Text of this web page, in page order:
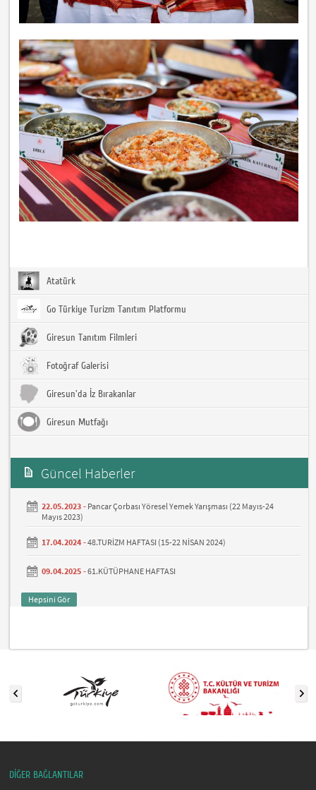
Atatürk
Go Türkiye Turizm Tanıtım Platformu
Giresun Tanıtım Filmleri
Fotoğraf Galerisi
Giresun'da İz Bırakanlar
Giresun Mutfağı
Güncel Haberler
22.05.2023 - Pancar Çorbası Yöresel Yemek Yarışması (22 Mayıs-24
Mayıs 2023)
17.04.2024 -48.TURİZM HAFTASI (15-22 NİSAN 2024)
09.04.2025 -61.KÜTÜPHANE HAFTASI
Hepsini Gör
DİĞER BAĞLANTILAR